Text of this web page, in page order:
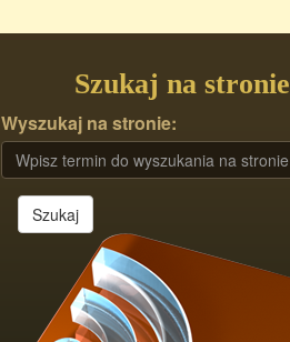
Szukaj na stronie
Wyszukaj na stronie:
Szukaj